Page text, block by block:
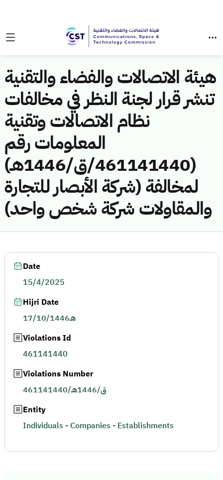
هيئة الاتصالات والفضاء والتقنية
تنشر قرار لجنة النظر في مخالفات
نظام الاتصالات وتقنية
المعلومات رقم
(461141440/ق/1446هـ)
لمخالفة (شركة الأبصار للتجارة
والمقاولات شركة شخص واحد)
Date
15/4/2025
Hijri Date
17/10/1446هـ
Violations Id
461141440
Violations Number
461141440/ق/1446هـ
Entity
Individuals - Companies - Establishments